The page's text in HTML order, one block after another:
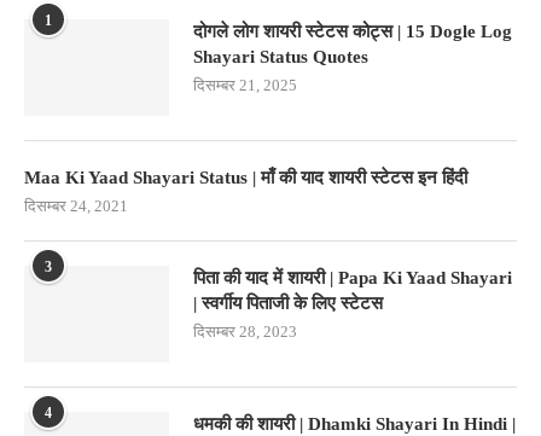
1
दोगले लोग शायरी स्टेटस कोट्स | 15 Dogle Log
Shayari Status Quotes
दिसम्बर 21, 2025
Maa Ki Yaad Shayari Status | माँ की याद शायरी स्टेटस इन हिंदी
दिसम्बर 24, 2021
3
पिता की याद में शायरी | Papa Ki Yaad Shayari
| स्वर्गीय पिताजी के लिए स्टेटस
दिसम्बर 28, 2023
4
धमकी की शायरी | Dhamki Shayari In Hindi |